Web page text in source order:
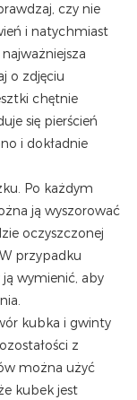
czy nie
i natychmiast
o zdjęciu
chętnie
się pierścień
i dokładnie
Po każdym
ją wyszorować
oczyszczonej
przypadku
wymienić, aby
kubka i gwinty
z
można użyć
kubek jest